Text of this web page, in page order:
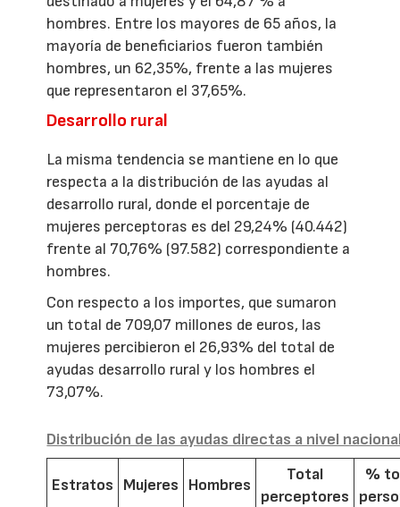
hombres. Entre los mayores de 65 años, la
mayoría de beneficiarios fueron también
hombres, un 62,35%, frente a las mujeres
que representaron el 37,65%.
Desarrollo rural
La misma tendencia se mantiene en lo que
respecta a la distribución de las ayudas al
desarrollo rural, donde el porcentaje de
mujeres perceptoras es del 29,24% (40.442)
frente al 70,76% (97.582) correspondiente a
hombres.
Con respecto a los importes, que sumaron
un total de 709,07 millones de euros, las
mujeres percibieron el 26,93% del total de
ayudas desarrollo rural y los hombres el
73,07%.
Distribución de las ayudas directas a nivel
Estratos Mujeres Hombres
Total
perceptores
%